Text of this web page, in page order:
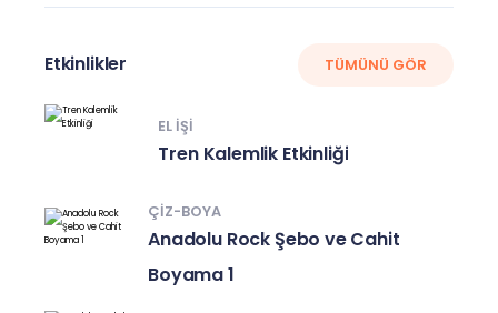
Etkinlikler TÜMÜNÜ GÖR
EL IŞI
Tren Kalemlik Etkinliği
ÇIZ-BOYA
Anadolu Rock Şebo ve Cahit
Boyama 1